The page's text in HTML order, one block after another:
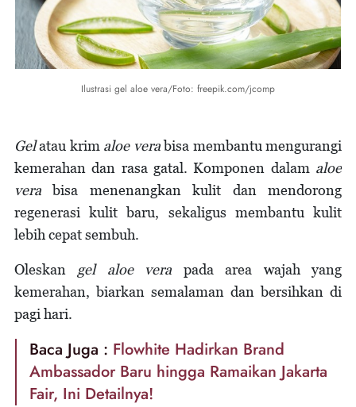
Ilustrasi gel aloe vera/Foto: freepik.com/jcomp
Gelatau krim aloe verabisa membantu mengurangi
kemerahan dan rasa gatal. Komponen dalam aloe
vera bisa menenangkan kulit dan mendorong
regenerasi kulit baru, sekaligus membantu kulit
lebih cepat sembuh.
Oleskan gel aloe vera pada area wajah yang
kemerahan, biarkan semalaman dan bersihkan di
pagi hari.
Baca Juga : Flowhite Hadirkan Brand
Ambassador Baru hingga Ramaikan Jakarta
Fair, Ini Detailnya!